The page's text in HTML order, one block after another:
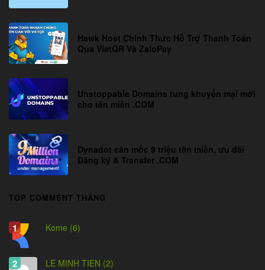
Hawk Host Chính Thức Hỗ Trợ Thanh Toán
Qua VietQR Và ZaloPay
Unstoppable Domains tung khuyến mại mới
cho tên miền .COM
Dynadot cán mốc 9 triệu tên miền, ưu đãi
Đăng ký & Transfer .COM
TOP COMMENT THÁNG
Kome (6)
LE MINH TIEN (2)